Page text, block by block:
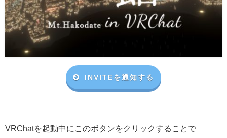
INVITEを通知する
VRChatを起動中にこのボタンをクリックすることで